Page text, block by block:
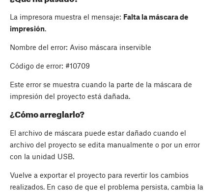
La impresora muestra el mensaje: Falta la máscara de
impresión.
Nombre del error: Aviso máscara inservible
Código de error: #10709
Este error se muestra cuando la parte de la máscara de
impresión del proyecto está dañada.
¿Cómo arreglarlo?
El archivo de máscara puede estar dañado cuando el
archivo del proyecto se edita manualmente o por un error
con la unidad USB.
Vuelve a exportar el proyecto para revertir los cambios
realizados. En caso de que el problema persista, cambia la